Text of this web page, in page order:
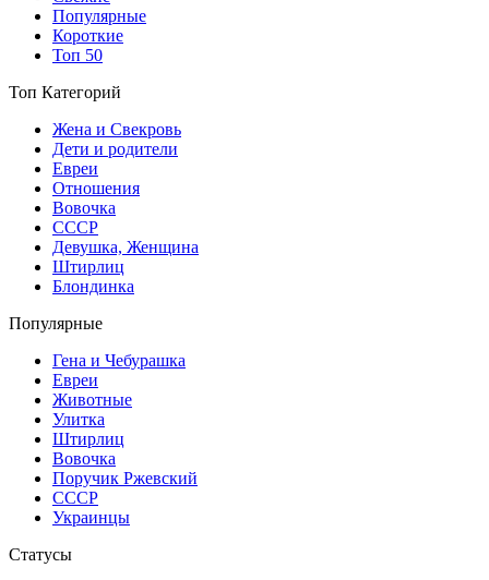
Популярные
Короткие
Топ 50
Топ Категорий
Жена и Свекровь
Дети и родители
Евреи
Отношения
Вовочка
СССР
Девушка, Женщина
Штирлиц
Блондинка
Популярные
Гена и Чебурашка
Евреи
Животные
Улитка
Штирлиц
Вовочка
Поручик Ржевский
СССР
Украинцы
Статусы